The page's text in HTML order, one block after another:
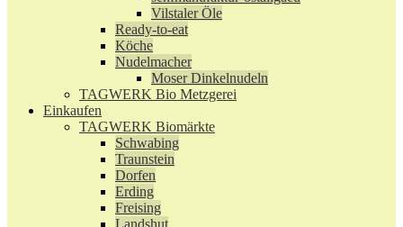
Vilstaler Öle
Ready-to-eat
Köche
Nudelmacher
Moser Dinkelnudeln
TAGWERK Bio Metzgerei
Einkaufen
TAGWERK Biomärkte
Schwabing
Traunstein
Dorfen
Erding
Freising
Landshut